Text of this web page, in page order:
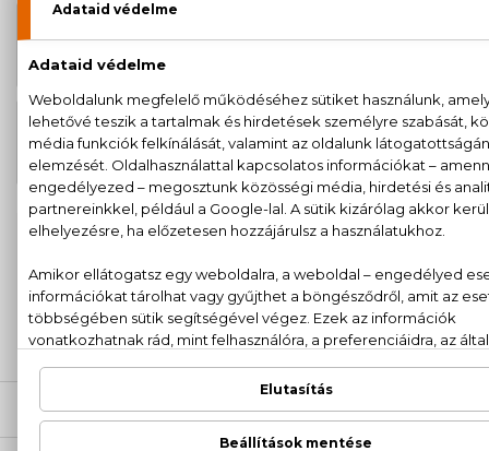
Maqui 3 Gyengéd hidratáló sampon
2.390 Ft
AKCIÓ
Maqui 3 Gyengéd hidratáló sampon
975 ml
5.090 Ft
6.690 Ft
100% eredeti termékek,
14 napos visszaküldési
Kérdésed van, elakadtál? Hívd ügyfélszolgálatunkat: +36
20 779 1924
LEÍRÁS